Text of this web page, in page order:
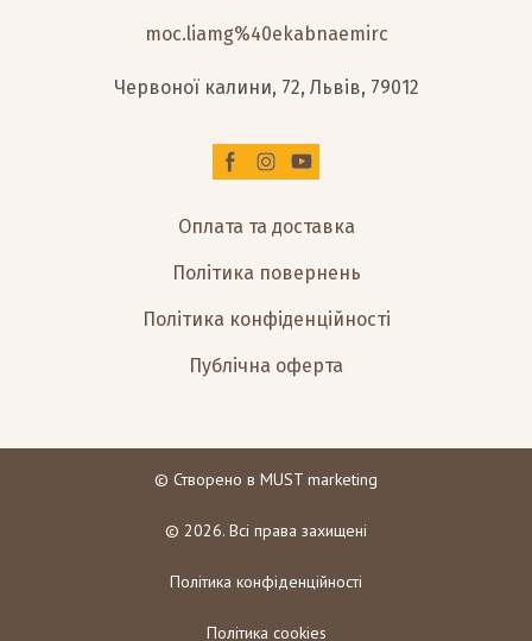
moc.liamg%40ekabnaemirc
Червоної калини, 72, Львів, 79012
Оплата та доставка
Політика повернень
Політика конфіденційності
Публічна оферта
© Створено в MUST marketing
© 2026. Всі права захищені
Політика конфіденційності
Політика cookies